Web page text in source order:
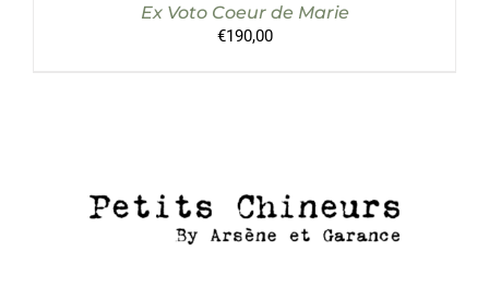
Ex Voto Coeur de Marie
€190,00